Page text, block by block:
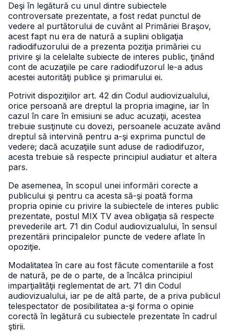
Deşi în legătură cu unul dintre subiectele
controversate prezentate, a fost redat punctul de
vedere al purtătorului de cuvânt al Primăriei Braşov,
acest fapt nu era de natură a suplini obligaţia
radiodifuzorului de a prezenta poziţia primăriei cu
privire şi la celelalte subiecte de interes public, ţinând
cont de acuzaţiile pe care radiodifuzorul le-a adus
acestei autorităţi publice şi primarului ei.
Potrivit dispoziţiilor art. 42 din Codul audiovizualului,
orice persoană are dreptul la propria imagine, iar în
cazul în care în emisiuni se aduc acuzaţii, acestea
trebuie susţinute cu dovezi, persoanele acuzate având
dreptul să intervină pentru a-şi exprima punctul de
vedere; dacă acuzaţiile sunt aduse de radiodifuzor,
acesta trebuie să respecte principiul audiatur et altera
pars.
De asemenea, în scopul unei informări corecte a
publicului şi pentru ca acesta să-şi poată forma
propria opinie cu privire la subiectele de interes public
prezentate, postul MIX TV avea obligaţia să respecte
prevederile art. 71 din Codul audiovizualului, în sensul
prezentării principalelor puncte de vedere aflate în
opoziţie.
Modalitatea în care au fost făcute comentariile a fost
de natură, pe de o parte, de a încălca principiul
imparţialităţii reglementat de art. 71 din Codul
audiovizualului, iar pe de altă parte, de a priva publicul
telespectator de posibilitatea a-şi forma o opinie
corectă în legătură cu subiectele prezentate în cadrul
ştirii.